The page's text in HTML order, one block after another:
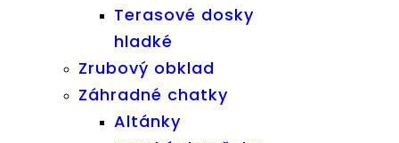
Terasové dosky
hladké
Zrubový obklad
Záhradné chatky
Altánky